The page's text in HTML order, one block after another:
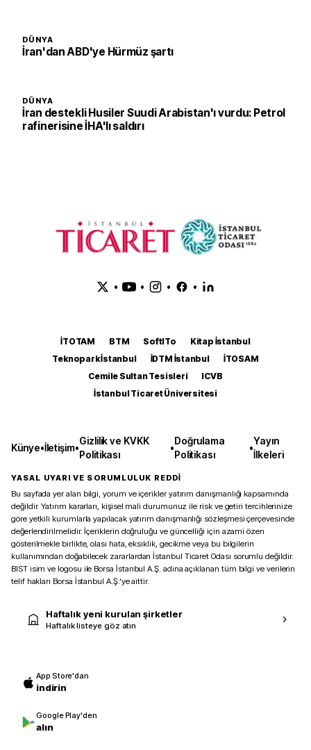
DÜNYA
İran'dan ABD'ye Hürmüz şartı
DÜNYA
İran destekli Husiler Suudi Arabistan'ı vurdu: Petrol
rafinerisine İHA'lı saldırı
• • • •
İTOTAM BTM SoftITo
Kitap İstanbul
Teknopark İstanbul
İDTM İstanbul
İTOSAM
Cemile Sultan Tesisleri
ICVB
İstanbul Ticaret Üniversitesi
Künye•İletişim•
Gizlilik ve KVKK
Politikası
•
Doğrulama
Politikası
•
Yayın
İlkeleri
YASAL UYARI VE SORUMLULUK REDDİ
Bu sayfada yer alan bilgi, yorum ve içerikler yatırım danışmanlığı kapsamında
değildir. Yatırım kararları, kişisel mali durumunuz ile risk ve getiri tercihlerinize
göre yetkili kurumlarla yapılacak yatırım danışmanlığı sözleşmesi çerçevesinde
değerlendirilmelidir. İçeriklerin doğruluğu ve güncelliği için azami özen
gösterilmekle birlikte, olası hata, eksiklik, gecikme veya bu bilgilerin
kullanımından doğabilecek zararlardan İstanbul Ticaret Odası sorumlu değildir.
BIST isim ve logosu ile Borsa İstanbul A.Ş. adına açıklanan tüm bilgi ve verilerin
telif hakları Borsa İstanbul A.Ş.’ye aittir.
Haftalık yeni kurulan şirketler
Haftalık listeye göz atın
App Store'dan
indirin
Google Play'den
alın